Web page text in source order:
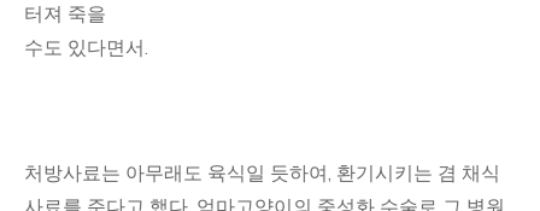
터져 죽을
수도 있다면서.
처방사료는 아무래도 육식일 듯하여, 환기시키는 겸 채식